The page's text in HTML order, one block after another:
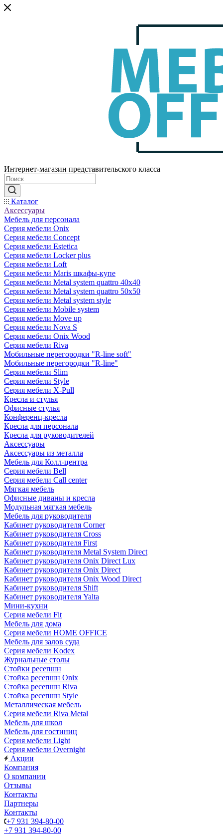
Интернет-магазин представительского класса
Каталог
Аксессуары
Мебель для персонала
Серия мебели Onix
Серия мебели Concept
Серия мебели Estetica
Серия мебели Locker plus
Серия мебели Loft
Серия мебели Maris шкафы-купе
Серия мебели Metal system quattro 40x40
Серия мебели Metal system quattro 50x50
Серия мебели Metal system style
Серия мебели Mobile system
Серия мебели Move up
Серия мебели Nova S
Серия мебели Onix Wood
Серия мебели Riva
Мобильные перегородки "R-line soft"
Мобильные перегородки "R-line"
Серия мебели Slim
Серия мебели Style
Серия мебели X-Pull
Кресла и стулья
Офисные стулья
Конференц-кресла
Кресла для персонала
Кресла для руководителей
Аксессуары
Аксессуары из металла
Мебель для Колл-центра
Серия мебели Bell
Серия мебели Call center
Мягкая мебель
Офисные диваны и кресла
Модульная мягкая мебель
Мебель для руководителя
Кабинет руководителя Corner
Кабинет руководителя Cross
Кабинет руководителя First
Кабинет руководителя Metal System Direct
Кабинет руководителя Onix Direct Lux
Кабинет руководителя Onix Direct
Кабинет руководителя Onix Wood Direct
Кабинет руководителя Shift
Кабинет руководителя Yalta
Мини-кухни
Серия мебели Fit
Мебель для дома
Серия мебели HOME OFFICE
Мебель для залов суда
Серия мебели Kodex
Журнальные столы
Стойки ресепшн
Стойка ресепшн Onix
Стойка ресепшн Riva
Стойка ресепшн Style
Металлическая мебель
Серия мебели Riva Metal
Мебель для школ
Мебель для гостиниц
Серия мебели Light
Серия мебели Overnight
Акции
Компания
О компании
Отзывы
Контакты
Партнеры
Контакты
+7 931 394-80-00
+7 931 394-80-00